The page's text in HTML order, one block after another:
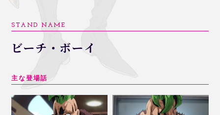
ビーチ・ボーイ